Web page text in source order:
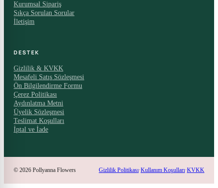
Kurumsal Sipariş
Sıkça Sorulan Sorular
İletişim
DESTEK
Gizlilik & KVKK
Mesafeli Satış Sözleşmesi
Ön Bilgilendirme Formu
Çerez Politikası
Aydınlatma Metni
Üyelik Sözleşmesi
Teslimat Koşulları
İptal ve İade
© 2026 Pollyanna Flowers Gizlilik Politikası·Kullanım Koşulları·KVKK